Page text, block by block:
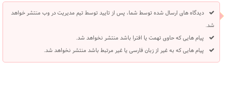
دیدگاه های ارسال شده توسط شما، پس از تایید توسط تیم مدیریت در وب منتشر خواهد
شد.
پیام هایی که حاوی تهمت یا افترا باشد منتشر نخواهد شد.
پیام هایی که به غیر از زبان فارسی یا غیر مرتبط باشد منتشر نخواهد شد.